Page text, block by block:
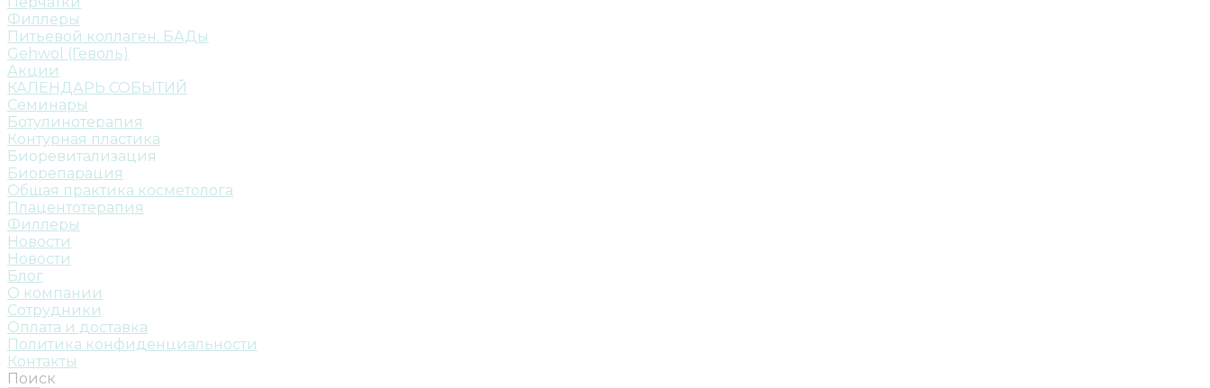
Филлеры
Питьевой коллаген. БАДы
Gehwol (Геволь)
Акции
КАЛЕНДАРЬ СОБЫТИЙ
Семинары
Ботулинотерапия
Контурная пластика
Биоревитализация
Биорепарация
Общая практика косметолога
Плацентотерапия
Филлеры
Новости
Новости
Блог
О компании
Сотрудники
Оплата и доставка
Политика конфиденциальности
Контакты
Поиск